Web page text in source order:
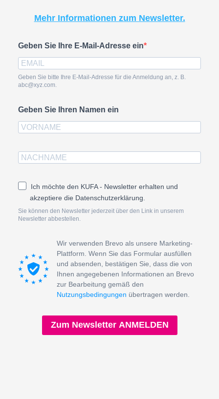
Mehr Informationen zum Newsletter.
Geben Sie Ihre E-Mail-Adresse ein
Geben Sie bitte Ihre E-Mail-Adresse für die Anmeldung an, z. B.
abc@xyz.com.
Geben Sie Ihren Namen ein
Ich möchte den KUFA - Newsletter erhalten und
akzeptiere die Datenschutzerklärung.
Sie können den Newsletter jederzeit über den Link in unserem
Newsletter abbestellen.
Wir verwenden Brevo als unsere Marketing-
Plattform. Wenn Sie das Formular ausfüllen
und absenden, bestätigen Sie, dass die von
Ihnen angegebenen Informationen an Brevo
zur Bearbeitung gemäß den
Nutzungsbedingungen übertragen werden.
Zum Newsletter ANMELDEN